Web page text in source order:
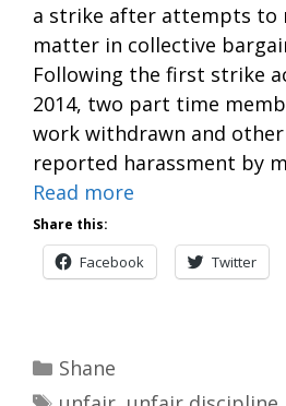
a strike after attempts to
matter in collective
Following the first strike
2014, two part time
work withdrawn and
reported harassment by
Read more
Share this:
Facebook Twitter
Categories
Shane
Tags